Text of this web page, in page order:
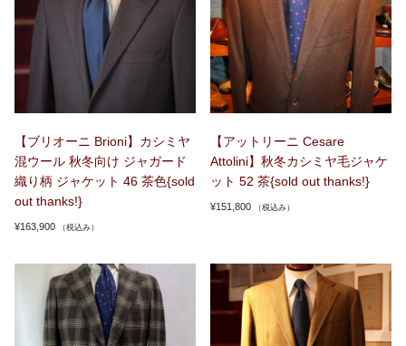
【ブリオーニ Brioni】カシミヤ
混ウール 秋冬向け ジャガード
織り柄 ジャケット 46 茶色{sold
out thanks!}
¥163,900 （税込み）
【アットリーニ Cesare
Attolini】秋冬カシミヤ毛ジャケ
ット 52 茶{sold out thanks!}
¥151,800 （税込み）